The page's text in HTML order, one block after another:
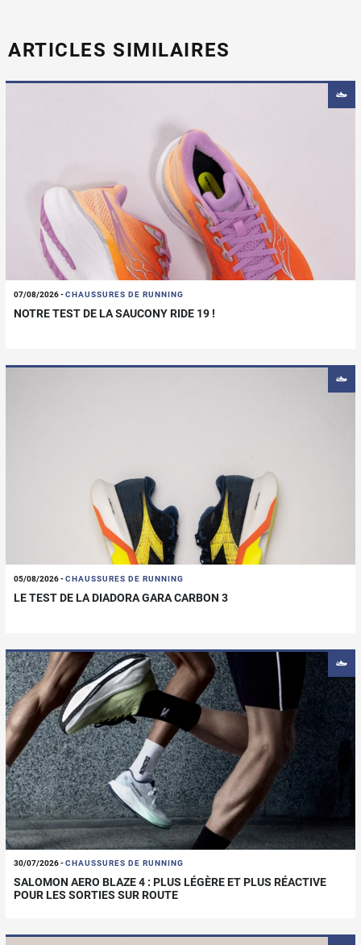
ARTICLES SIMILAIRES
07/08/2026-CHAUSSURES DE RUNNING
NOTRE TEST DE LA SAUCONY RIDE 19 !
05/08/2026-CHAUSSURES DE RUNNING
LE TEST DE LA DIADORA GARA CARBON 3
30/07/2026-CHAUSSURES DE RUNNING
SALOMON AERO BLAZE 4 : PLUS LÉGÈRE ET PLUS RÉACTIVE
POUR LES SORTIES SUR ROUTE